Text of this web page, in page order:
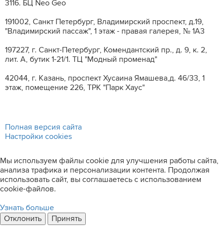
3116. БЦ Neo Geo
191002, Санкт Петербург, Владимирский проспект, д.19,
"Владимирский пассаж", 1 этаж - правая галерея, № 1А3
197227, г. Санкт-Петербург, Комендантский пр., д. 9, к. 2,
лит. A, бутик 1-21/1. ТЦ "Модный променад"
42044, г. Казань, проспект Хусаина Ямашева,д. 46/33, 1
этаж, помещение 226, ТРК "Парк Хаус"
Полная версия сайта
Настройки cookies
Мы используем файлы cookie для улучшения работы сайта,
анализа трафика и персонализации контента. Продолжая
использовать сайт, вы соглашаетесь с использованием
cookie-файлов.
Узнать больше
Отклонить
Принять